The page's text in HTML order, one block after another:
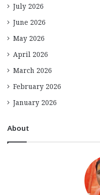
July 2026
June 2026
May 2026
April 2026
March 2026
February 2026
January 2026
About